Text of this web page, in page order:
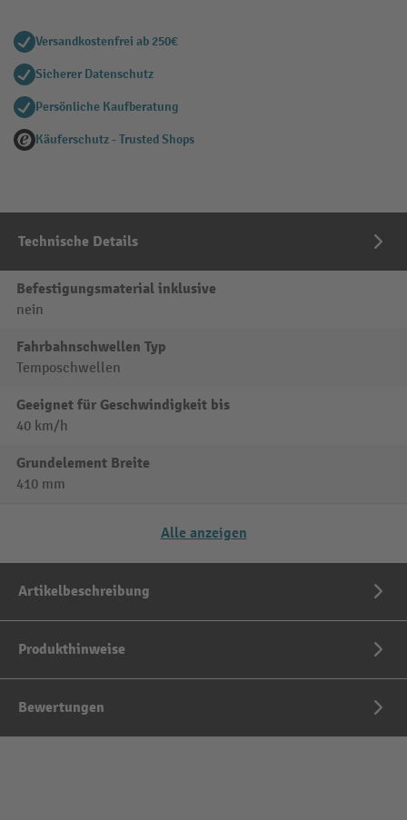
Versandkostenfrei ab 250€
Sicherer Datenschutz
Persönliche Kaufberatung
Käuferschutz - Trusted Shops
Technische Details
Befestigungsmaterial inklusive
nein
Fahrbahnschwellen Typ
Temposchwellen
Geeignet für Geschwindigkeit bis
40 km/h
Grundelement Breite
410 mm
Alle anzeigen
Artikelbeschreibung
Produkthinweise
Bewertungen